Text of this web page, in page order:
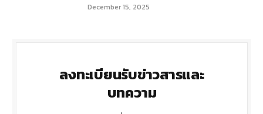
December 15, 2025
ลงทะเบียนรับข่าวสารและ
บทความ